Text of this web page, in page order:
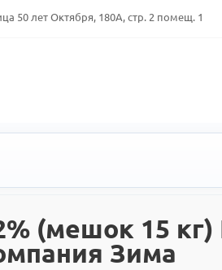
50 лет Октября, 180А, стр. 2 помещ. 1
15 кг)
Зима